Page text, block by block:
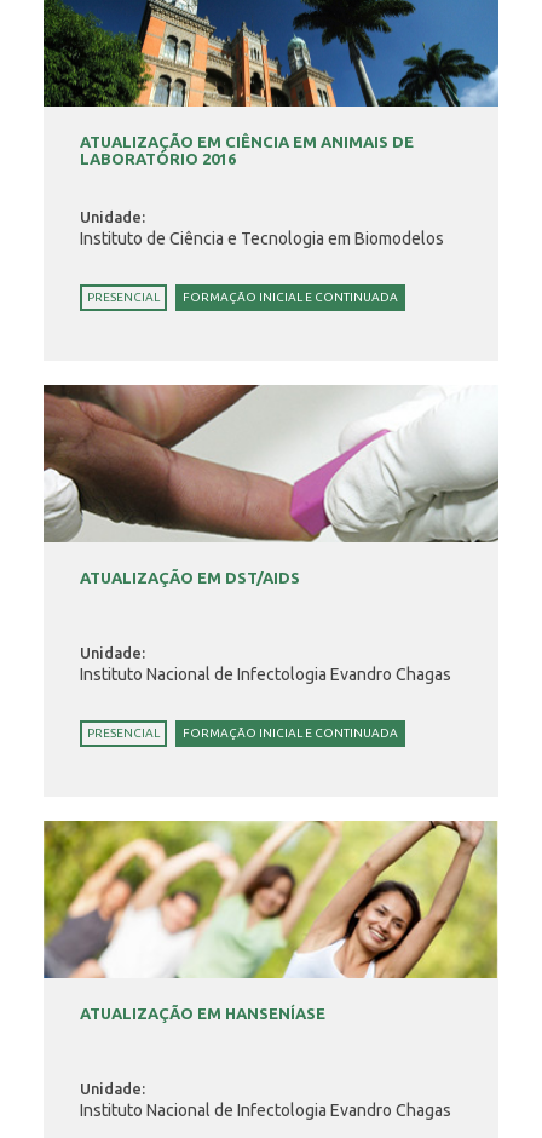
ATUALIZAÇÃO EM CIÊNCIA EM ANIMAIS DE
LABORATÓRIO 2016
Unidade:
Instituto de Ciência e Tecnologia em Biomodelos
PRESENCIAL FORMAÇÃO INICIAL E CONTINUADA
ATUALIZAÇÃO EM DST/AIDS
Unidade:
Instituto Nacional de Infectologia Evandro Chagas
PRESENCIAL FORMAÇÃO INICIAL E CONTINUADA
ATUALIZAÇÃO EM HANSENÍASE
Unidade:
Instituto Nacional de Infectologia Evandro Chagas